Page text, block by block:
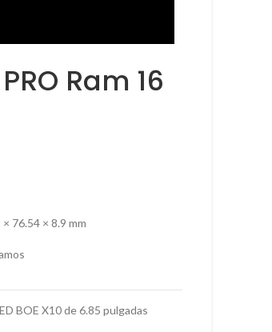
PRO Ram 16
76.54 × 8.9 mm
BOE X10 de 6.85 pulgadas